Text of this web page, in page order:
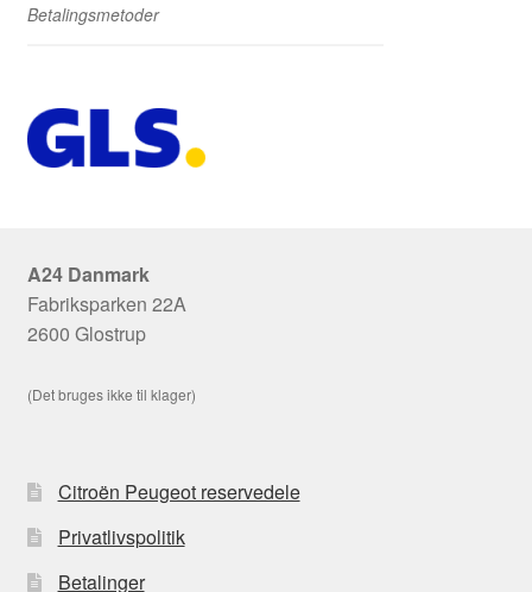
Betalingsmetoder
A24 Danmark
Fabriksparken 22A
2600 Glostrup
(Det bruges ikke til klager)
Citroën Peugeot reservedele
Privatlivspolitik
Betalinger